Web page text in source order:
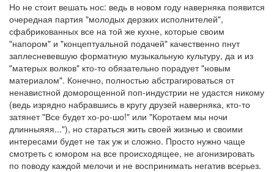
Но не стоит вешать нос: ведь в новом году наверняка появится
очередная партия "молодых дерзких исполнителей",
сфабрикованных все на той же кухне, которые своим
"напором" и "концептуальной подачей" качественно пнут
заплесневевшую форматную музыкальную культуру, да и из
"матерых волков" кто-то обязательно порадует "новым
материалом". Конечно, полностью абстрагироваться от
ненавистной доморощенной поп-индустрии не удастся никому
(ведь изрядно набравшись в кругу друзей наверняка, кто-то
затянет "Все будет хо-ро-шо!" или "Коротаем мы ночи
длинныяяя..."), но стараться жить своей жизнью и своими
интересами будет не так уж и сложно. Просто нужно чаще
смотреть с юмором на все происходящее, не агонизировать
по поводу каждой мелочи и не воспринимать негатив всерьез.